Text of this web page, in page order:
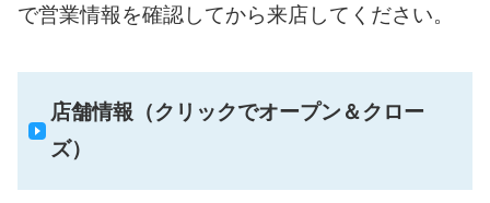
で営業情報を確認してから来店してください。
店舗情報（クリックでオープン＆クロー
ズ）